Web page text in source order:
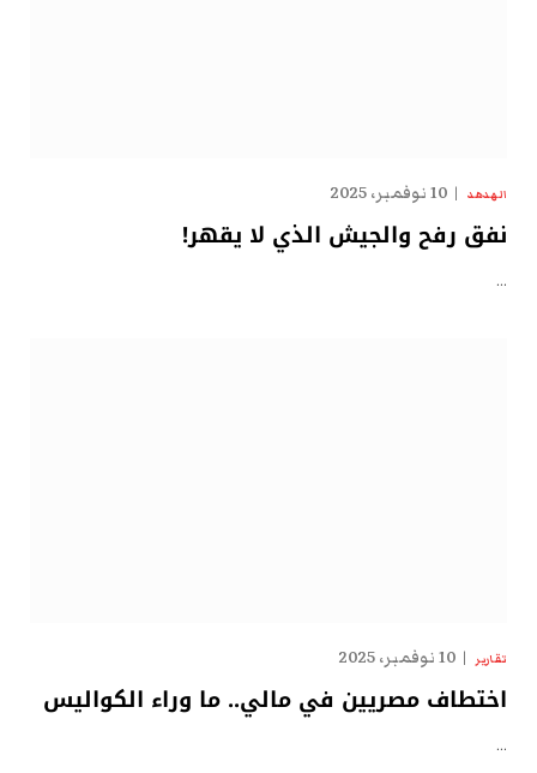
الهدهد 10 نوفمبر، 2025
نفق رفح والجيش الذي لا يقهر!
…
تقارير 10 نوفمبر، 2025
اختطاف مصريين في مالي.. ما وراء الكواليس
…